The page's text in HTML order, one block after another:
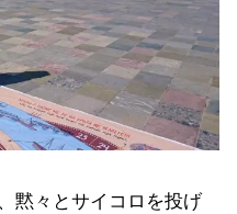
黙々とサイコロを投げ